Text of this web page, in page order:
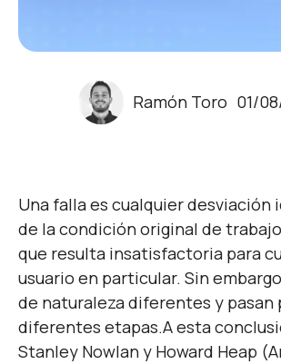
Ramón Toro 01/
Una falla es cualquier
de la condición original de
que resulta insatisfactoria para
usuario en particular. Sin
de naturaleza diferentes y pasan
diferentes etapas.A esta
Stanley Nowlan y Howard Heap